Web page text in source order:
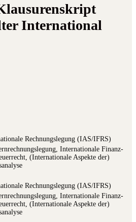
International
Rech­nungs­le­gung (IAS/IFRS)
Inter­na­tio­na­le Finanz­
(Inter­na­tio­na­le Aspek­te der)
Rech­nungs­le­gung (IAS/IFRS)
Inter­na­tio­na­le Finanz­
(Inter­na­tio­na­le Aspek­te der)